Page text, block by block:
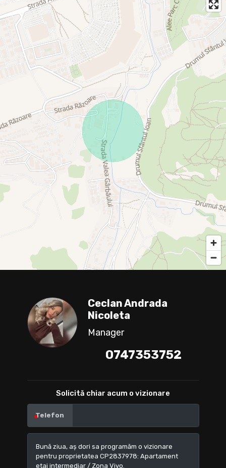
Ceclan Andrada
Nicoleta
Manager
0747353752
Solicită chiar acum o vizionare
Telefon